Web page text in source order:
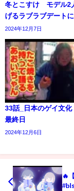
冬とこすけ モデル2
げるラブラブデート
2024年12月7日
33話_日本のゲイ文化
最終日
2024年12月6日
🔥【